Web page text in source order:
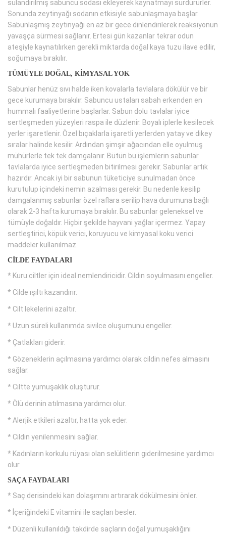
sulandırılmış sabuncu sodası ekleyerek kaynatmayı sürdürürler.
Sonunda zeytinyağı sodanın etkisiyle sabunlaşmaya başlar.
Sabunlaşmış zeytinyağı en az bir gece dinlendirilerek reaksiyonun
yavaşça sürmesi sağlanır. Ertesi gün kazanlar tekrar odun
ateşiyle kaynatılırken gerekli miktarda doğal kaya tuzu ilave edilir,
soğumaya bırakılır.
TÜMÜYLE DOĞAL, KİMYASAL YOK
Sabunlar henüz sıvı halde iken kovalarla tavlalara dökülür ve bir
gece kurumaya bırakılır. Sabuncu ustaları sabah erkenden en
hummalı faaliyetlerine başlarlar. Sabun dolu tavlalar iyice
sertleşmeden yüzeyleri raspa ile düzlenir. Boyalı iplerle kesilecek
yerler işaretlenir. Özel bıçaklarla işaretli yerlerden yatay ve dikey
sıralar halinde kesilir. Ardından şimşir ağacından elle oyulmuş
mühürlerle tek tek damgalanır. Bütün bu işlemlerin sabunlar
tavlalarda iyice sertleşmeden bitirilmesi gerekir. Sabunlar artık
hazırdır. Ancak iyi bir sabunun tüketiciye sunulmadan önce
kurutulup içindeki nemin azalması gerekir. Bu nedenle kesilip
damgalanmış sabunlar özel raflara serilip hava durumuna bağlı
olarak 2-3 hafta kurumaya bırakılır. Bu sabunlar geleneksel ve
tümüyle doğaldır. Hiçbir şekilde hayvani yağlar içermez. Yapay
sertleştirici, köpük verici, koruyucu ve kimyasal koku verici
maddeler kullanılmaz.
CİLDE FAYDALARI
* Kuru ciltler için ideal nemlendiricidir. Cildin soyulmasını engeller.
* Cilde ışıltı kazandırır.
* Cilt lekelerini azaltır.
* Uzun süreli kullanımda sivilce oluşumunu engeller.
* Çatlakları giderir.
* Gözeneklerin açılmasına yardımcı olarak cildin nefes almasını
sağlar.
* Ciltte yumuşaklık oluşturur.
* Ölü derinin atılmasına yardımcı olur.
* Alerjik etkileri azaltır, hatta yok eder.
* Cildin yenilenmesini sağlar.
* Kadınların korkulu rüyası olan selülitlerin giderilmesine yardımcı
olur.
SAÇA FAYDALARI
* Saç derisindeki kan dolaşımını artırarak dökülmesini önler.
* İçeriğindeki E vitamini ile saçları besler.
* Düzenli kullanıldığı takdirde saçların doğal yumuşaklığını